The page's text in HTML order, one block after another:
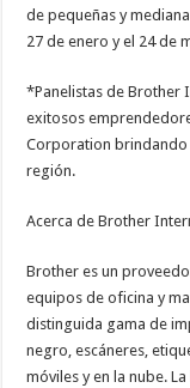
de pequeñas y
27 de enero y el 24 de
*Panelistas de Brother
exitosos
Corporation brindando
región.
Acerca de Brother
Brother es un
equipos de oficina y
distinguida gama de
negro, escáneres,
móviles y en la nube.